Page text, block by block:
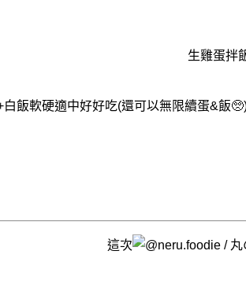
生雞蛋拌
白飯軟硬適中好好吃(還可以無限續蛋&飯
這次